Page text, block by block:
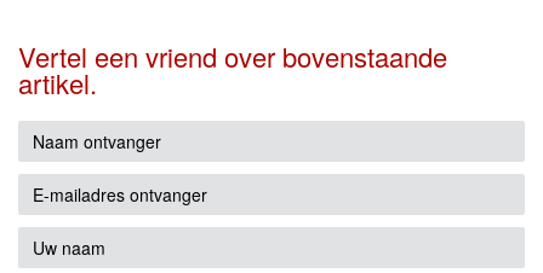
Vertel een vriend over bovenstaande
artikel.